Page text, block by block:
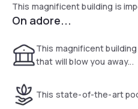
This magnificent building is
futuristic and bold
outside hot climate for a
On adore...
This magnificent
that will blow you away...
This state-of-the-art